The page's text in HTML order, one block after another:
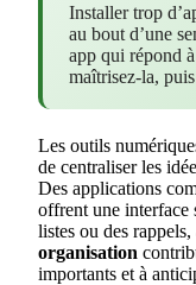
Installer trop
au bout d’une
app qui répond
maîtrisez-la,
Les outils
de centraliser les
Des applications
offrent une interface
listes ou des
organisation
importants et à